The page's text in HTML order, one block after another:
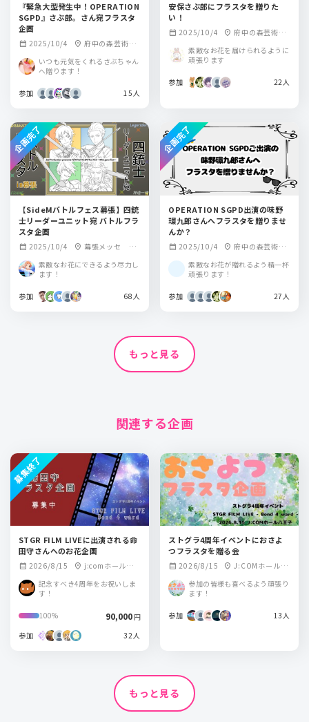
『緊急大型発生中！OPERATION
SGPD』さぶ郎。さん宛フラスタ
企画
calendar_month 2025/10/4 location_on 府中の森芸術劇
いつも元気をくれるさぶちゃん
へ贈ります！
参加 15人
安保さぶ郎にフラスタを贈りた
い！
calendar_month 2025/10/4 location_on 府中の森芸術劇
素敵なお花を届けられるように
頑張ります
参加 22人
【SideMバトルフェス幕張】四銃
士リーダーユニット宛 バトルフラ
スタ企画
calendar_month 2025/10/4 location_on 幕張メッセ イ
素敵なお花にできるよう尽力し
ます！
参加 68人
企画完了
OPERATION SGPD出演の味野
環九郎さんへフラスタを贈りませ
んか？
calendar_month 2025/10/4 location_on 府中の森芸術劇
素敵なお花が贈れるよう精一杯
頑張ります！
参加 27人
企画完了
もっと見る
関連する企画
STGR FILM LIVEに出演される命
田守さんへのお花企画
calendar_month 2026/8/15 location_on j:comホール八
記念すべき4周年をお祝いしま
す！
100% 90,000円
参加
32人
募集終了
ストグラ4周年イベントにおさよ
つフラスタを贈る会
calendar_month 2026/8/15 location_on J:COMホール八
参加の皆様も喜べるよう頑張り
ます！
参加 13人
もっと見る